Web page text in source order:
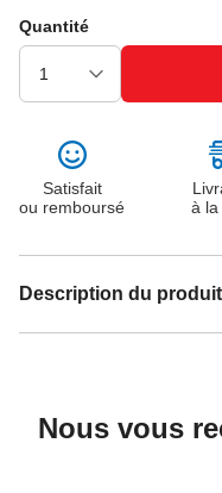
Quantité
Satisfait
ou remboursé
à
Description du produit
Nous vous